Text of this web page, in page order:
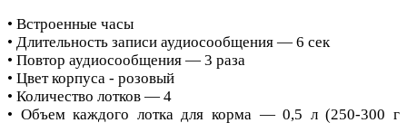
• Встроенные часы
• Длительность записи аудиосообщения — 6 сек
• Повтор аудиосообщения — 3 раза
• Цвет корпуса - розовый
• Количество лотков — 4
• Объем каждого лотка для корма — 0,5 л (250-300 г